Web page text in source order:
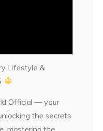
Lifestyle &
Official — your
the secrets
mastering the